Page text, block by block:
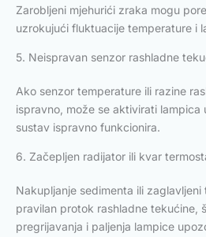
Zarobljeni mjehurići zraka mogu
uzrokujući fluktuacije temperature i
5. Neispravan senzor rashladne
Ako senzor temperature ili razine
ispravno, može se aktivirati lampica
sustav ispravno funkcionira.
6. Začepljen radijator ili kvar
Nakupljanje sedimenta ili
pravilan protok rashladne tekućine,
pregrijavanja i paljenja lampice